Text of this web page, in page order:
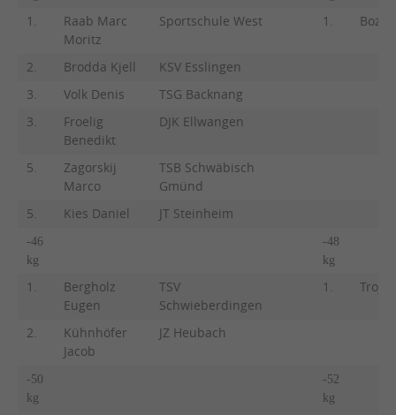
1.
Raab Marc
Moritz
Sportschule West 1.
2. Brodda Kjell
KSV Esslingen
3.
Volk Denis
TSG Backnang
3.
Froelig
Benedikt
DJK Ellwangen
5.
Zagorskij
Marco
TSB Schwäbisch
Gmünd
5.
Kies Daniel JT Steinheim
-46
kg
-48
kg
1.
Bergholz
Eugen
TSV
Schwieberdingen
1.
2.
Kühnhöfer
Jacob
JZ Heubach
-50
kg
-52
kg